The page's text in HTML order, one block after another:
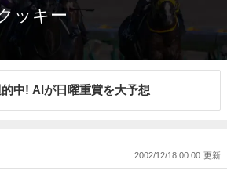
ッキー
中! AIが日曜重賞を大予想
2002/12/18 00:00